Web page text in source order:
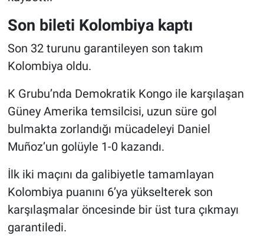
Son bileti Kolombiya kaptı
Son 32 turunu garantileyen son takım
Kolombiya oldu.
K Grubu’nda Demokratik Kongo ile karşılaşan
Güney Amerika temsilcisi, uzun süre gol
bulmakta zorlandığı mücadeleyi Daniel
Muñoz’un golüyle 1-0 kazandı.
İlk iki maçını da galibiyetle tamamlayan
Kolombiya puanını 6’ya yükselterek son
karşılaşmalar öncesinde bir üst tura çıkmayı
garantiledi.